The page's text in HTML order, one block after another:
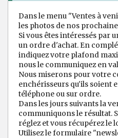
Dans le menu "Ventes à
les photos de nos
Si vous êtes intéressés par
un ordre d'achat. En
indiquez votre plafond
nous le communiquez en
Nous miserons pour votre
enchérisseurs qu'ils soient
téléphone ou sur ordre.
Dans les jours suivants la
communiquons le résultat.
réglez et vous récupérez le
Utilisez le formulaire